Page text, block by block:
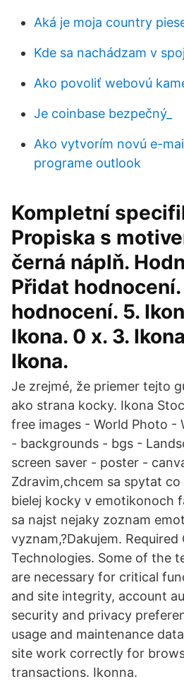
Aká je moja country
Kde sa nachádzam v
Ako povoliť webovú
Je coinbase bezpečný_
Ako vytvorím novú e-
programe outlook
Kompletní
Propiska s
černá náplň.
Přidat hodnocení.
hodnocení. 5.
Ikona. 0 x. 3.
Ikona.
Je zrejmé, že priemer tejto
ako strana kocky. Ikona
free images - World Photo -
- backgrounds - bgs -
screen saver - poster -
Zdravim,chcem sa spytat co
bielej kocky v emotikonoch
sa najst nejaky zoznam
vyznam,?Dakujem. Required
Technologies. Some of the
are necessary for critical
and site integrity, account
security and privacy
usage and maintenance
site work correctly for
transactions. Ikonna.